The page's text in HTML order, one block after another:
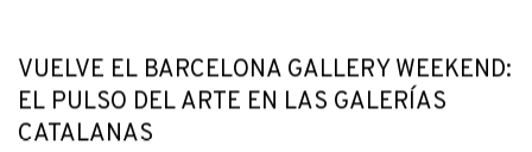
VUELVE EL BARCELONA GALLERY WEEKEND:
EL PULSO DEL ARTE EN LAS GALERÍAS
CATALANAS